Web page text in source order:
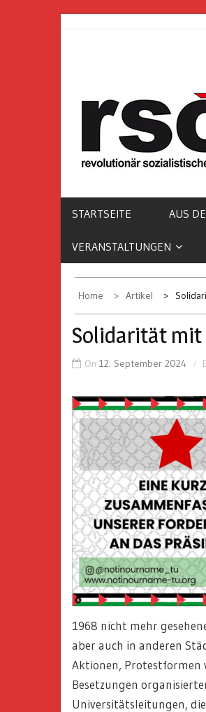
STARTSEITE AUS
VERANSTALTUNGEN
Home Artikel
Solidarität mit
On 12. September 2024
1968 nicht mehr
aber auch in anderen
Aktionen, Protestformen
Besetzungen
Universitätsleitungen,